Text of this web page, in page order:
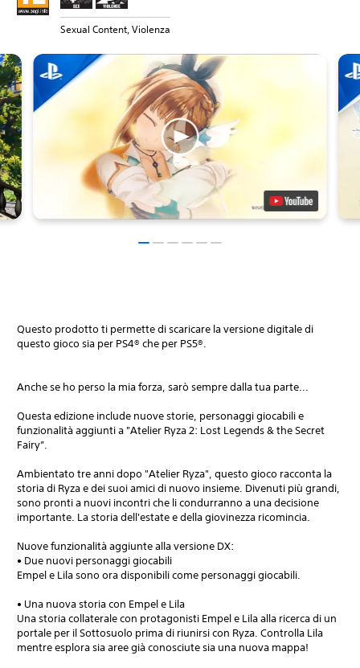
Sexual Content, Violenza
Questo prodotto ti permette di scaricare la versione digitale di
questo gioco sia per PS4® che per PS5®.
Anche se ho perso la mia forza, sarò sempre dalla tua parte...
Questa edizione include nuove storie, personaggi giocabili e
funzionalità aggiunti a "Atelier Ryza 2: Lost Legends & the Secret
Fairy”.
Ambientato tre anni dopo "Atelier Ryza", questo gioco racconta la
storia di Ryza e dei suoi amici di nuovo insieme. Divenuti più grandi,
sono pronti a nuovi incontri che li condurranno a una decisione
importante. La storia dell'estate e della giovinezza ricomincia.
Nuove funzionalità aggiunte alla versione DX:
• Due nuovi personaggi giocabili
Empel e Lila sono ora disponibili come personaggi giocabili.
• Una nuova storia con Empel e Lila
Una storia collaterale con protagonisti Empel e Lila alla ricerca di un
portale per il Sottosuolo prima di riunirsi con Ryza. Controlla Lila
mentre esplora sia aree già conosciute sia una nuova mappa!